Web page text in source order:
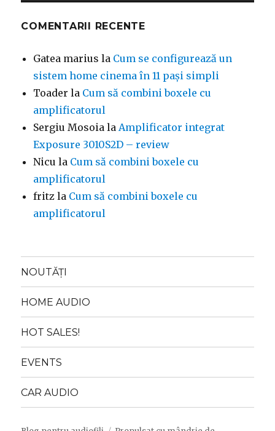
COMENTARII RECENTE
Gatea marius la Cum se configurează un
sistem home cinema în 11 pași simpli
Toader la Cum să combini boxele cu
amplificatorul
Sergiu Mosoia laAmplificator integrat
Exposure 3010S2D – review
Nicu la Cum să combini boxele cu
amplificatorul
fritz la Cum să combini boxele cu
amplificatorul
NOUTĂȚI
HOME AUDIO
HOT SALES!
EVENTS
CAR AUDIO